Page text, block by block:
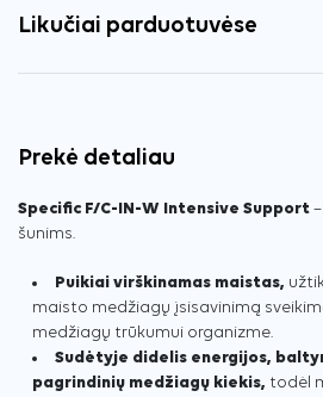
Likučiai parduotuvėse
Prekė detaliau
Specific F/C-IN-W Intensive Support
šunims.
Puikiai virškinamas maistas,
maisto medžiagų įsisavinimą
medžiagų trūkumui organizme.
Sudėtyje didelis energijos,
pagrindinių medžiagų kiekis, todėl